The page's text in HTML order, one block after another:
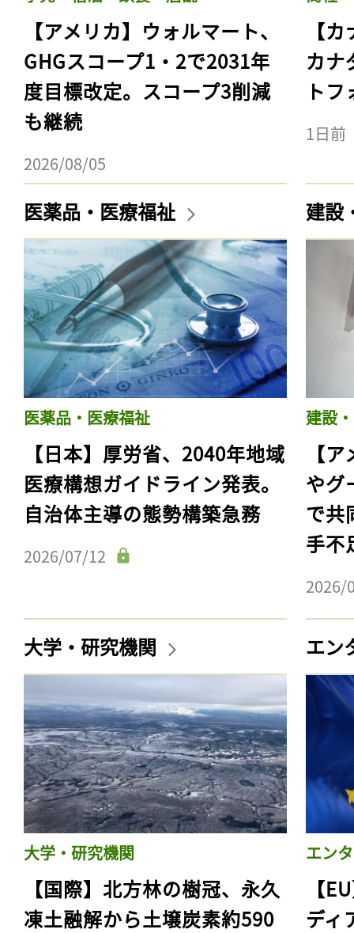
【アメリカ】ウォルマート、
GHGスコープ1・2で2031年
度目標改定。スコープ3削減
も継続
2026/08/05
【
カナ
ト
1日前
医薬品・医療福祉
医薬品・医療福祉
【日本】厚労省、2040年地域
医療構想ガイドライン発表。
自治体主導の態勢構築急務
2026/07/12
建設
建設
【
やグ
で共
手不
2026/
大学・研究機関
大学・研究機関
【国際】北方林の樹冠、永久
凍土融解から土壌炭素約590
エン
エン
【
ディ